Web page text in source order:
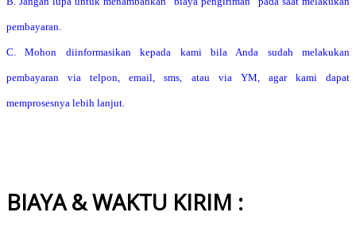
pembayaran.
C. Mohon diinformasikan kepada kami bila Anda sudah melakukan
pembayaran via telpon, email, sms, atau via YM, agar kami dapat
memprosesnya lebih lanjut.
BIAYA & WAKTU KIRIM :